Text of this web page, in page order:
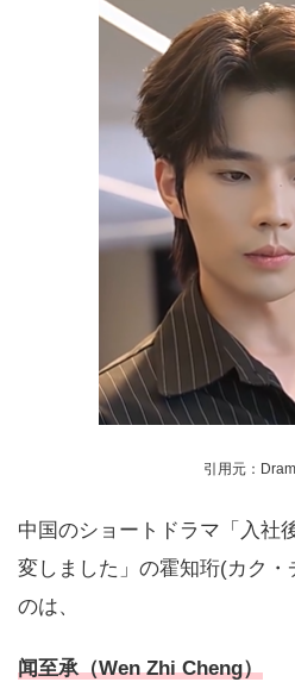
引用元：
中国のショートドラマ「入社
変しました」の霍知珩(カク
のは、
闻至承（Wen Zhi Cheng）